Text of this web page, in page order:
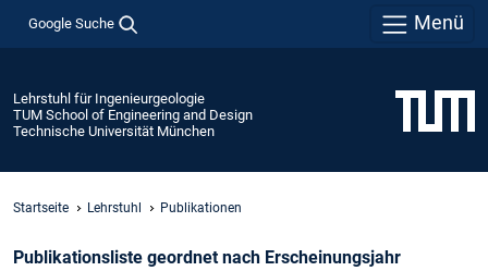
Google Suche Menü
Lehrstuhl für Ingenieurgeologie
TUM School of Engineering and Design
Technische Universität München
Startseite Lehrstuhl Publikationen
Publikationsliste geordnet nach Erscheinungsjahr